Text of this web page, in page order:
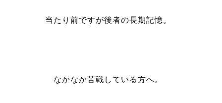
当たり前ですが後者の長期記憶。
なかなか苦戦している方へ。